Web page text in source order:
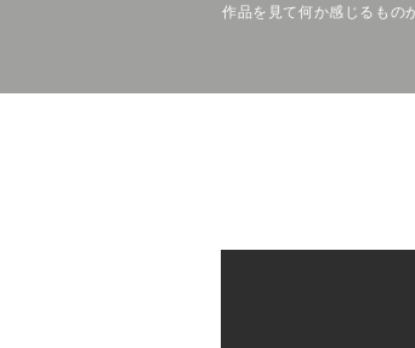
作品を見て何か感じるもの